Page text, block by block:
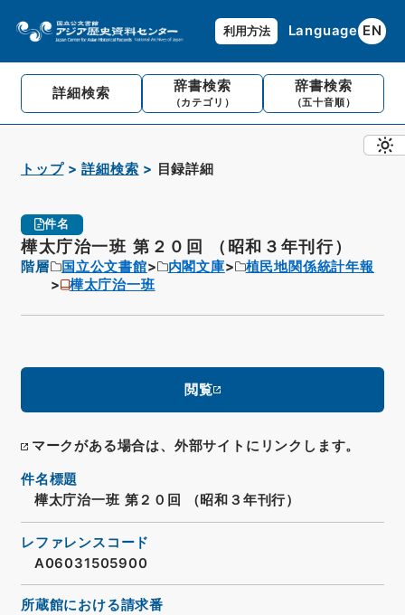
利用方法 Language EN
詳細検索 辞書検索
（カテゴリ）
辞書検索
（五十音順）
トップ 詳細検索 目録詳細
件名
樺太庁治一班 第２０回 （昭和３年刊行）
階層 国立公文書館 内閣文庫
植民地関係統計年報
樺太庁治一班
閲覧
マークがある場合は、外部サイトにリンクします。
件名標題
樺太庁治一班 第２０回 （昭和３年刊行）
レファレンスコード
A06031505900
所蔵館における請求番